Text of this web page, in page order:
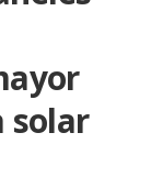
solar